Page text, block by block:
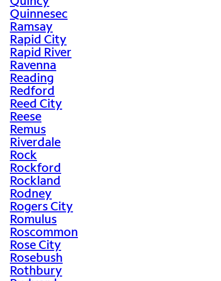
Quinnesec
Ramsay
Rapid City
Rapid River
Ravenna
Reading
Redford
Reed City
Reese
Remus
Riverdale
Rock
Rockford
Rockland
Rodney
Rogers City
Romulus
Roscommon
Rose City
Rosebush
Rothbury